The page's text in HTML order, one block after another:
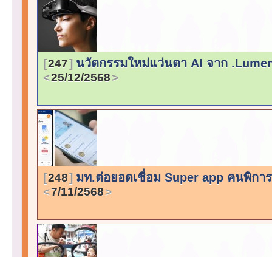
247 นวัตกรรมใหม่แว่นตา AI จาก
25/12/2568
248 มท.ต่อยอดเชื่อม Super app คนพิกา
7/11/2568